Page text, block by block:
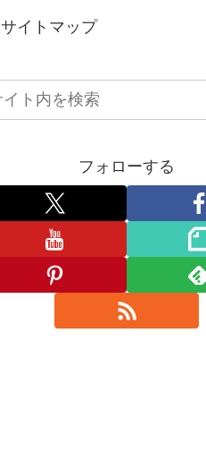
サイトマップ
フォローする